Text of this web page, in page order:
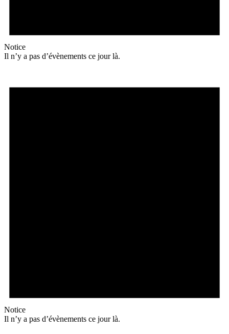
Notice
Il n’y a pas d’évènements ce jour là.
Notice
Il n’y a pas d’évènements ce jour là.